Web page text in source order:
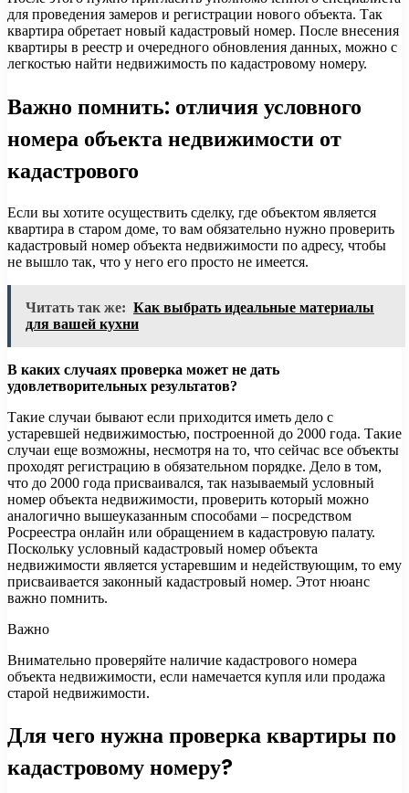
для проведения замеров и регистрации нового объекта. Так
квартира обретает новый кадастровый номер. После внесения
квартиры в реестр и очередного обновления данных, можно с
легкостью найти недвижимость по кадастровому номеру.
Важно помнить: отличия условного
номера объекта недвижимости от
кадастрового
Если вы хотите осуществить сделку, где объектом является
квартира в старом доме, то вам обязательно нужно проверить
кадастровый номер объекта недвижимости по адресу, чтобы
не вышло так, что у него его просто не имеется.
Читать так же: Как выбрать идеальные материалы
для вашей кухни
В каких случаях проверка может не дать
удовлетворительных результатов?
Такие случаи бывают если приходится иметь дело с
устаревшей недвижимостью, построенной до 2000 года. Такие
случаи еще возможны, несмотря на то, что сейчас все объекты
проходят регистрацию в обязательном порядке. Дело в том,
что до 2000 года присваивался, так называемый условный
номер объекта недвижимости, проверить который можно
аналогично вышеуказанным способами – посредством
Росреестра онлайн или обращением в кадастровую палату.
Поскольку условный кадастровый номер объекта
недвижимости является устаревшим и недействующим, то ему
присваивается законный кадастровый номер. Этот нюанс
важно помнить.
Важно
Внимательно проверяйте наличие кадастрового номера
объекта недвижимости, если намечается купля или продажа
старой недвижимости.
Для чего нужна проверка квартиры по
кадастровому номеру?